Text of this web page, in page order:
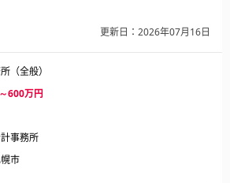
更新日：2026年07月16日
（全般）
600万円
事務所
市